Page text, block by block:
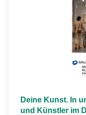
Deine Kunst. In
und Künstler im